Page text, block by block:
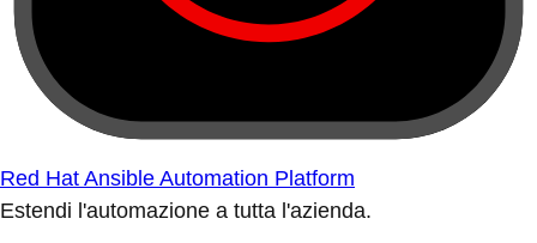
Red Hat Ansible Automation Platform
Estendi l'automazione a tutta l'azienda.